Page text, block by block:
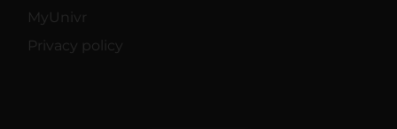
MyUnivr
Privacy policy